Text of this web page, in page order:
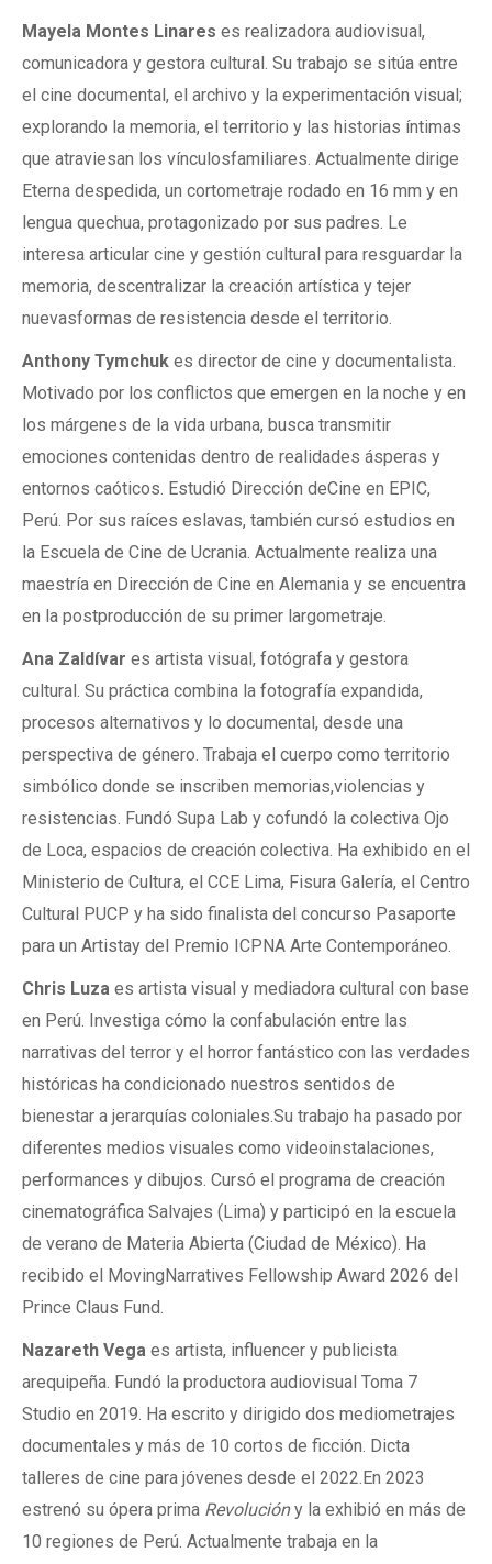
Mayela Montes Linares es realizadora audiovisual,
comunicadora y gestora cultural. Su trabajo se sitúa entre
el cine documental, el archivo y la experimentación visual;
explorando la memoria, el territorio y las historias íntimas
que atraviesan los vínculosfamiliares. Actualmente dirige
Eterna despedida, un cortometraje rodado en 16 mm y en
lengua quechua, protagonizado por sus padres. Le
interesa articular cine y gestión cultural para resguardar la
memoria, descentralizar la creación artística y tejer
nuevasformas de resistencia desde el territorio.
Anthony Tymchuk es director de cine y documentalista.
Motivado por los conflictos que emergen en la noche y en
los márgenes de la vida urbana, busca transmitir
emociones contenidas dentro de realidades ásperas y
entornos caóticos. Estudió Dirección deCine en EPIC,
Perú. Por sus raíces eslavas, también cursó estudios en
la Escuela de Cine de Ucrania. Actualmente realiza una
maestría en Dirección de Cine en Alemania y se encuentra
en la postproducción de su primer largometraje.
Ana Zaldívar es artista visual, fotógrafa y gestora
cultural. Su práctica combina la fotografía expandida,
procesos alternativos y lo documental, desde una
perspectiva de género. Trabaja el cuerpo como territorio
simbólico donde se inscriben memorias,violencias y
resistencias. Fundó Supa Lab y cofundó la colectiva Ojo
de Loca, espacios de creación colectiva. Ha exhibido en el
Ministerio de Cultura, el CCE Lima, Fisura Galería, el Centro
Cultural PUCP y ha sido finalista del concurso Pasaporte
para un Artistay del Premio ICPNA Arte Contemporáneo.
Chris Luza es artista visual y mediadora cultural con base
en Perú. Investiga cómo la confabulación entre las
narrativas del terror y el horror fantástico con las verdades
históricas ha condicionado nuestros sentidos de
bienestar a jerarquías coloniales.Su trabajo ha pasado por
diferentes medios visuales como videoinstalaciones,
performances y dibujos. Cursó el programa de creación
cinematográfica Salvajes (Lima) y participó en la escuela
de verano de Materia Abierta (Ciudad de México). Ha
recibido el MovingNarratives Fellowship Award 2026 del
Prince Claus Fund.
Nazareth Vega es artista, influencer y publicista
arequipeña. Fundó la productora audiovisual Toma 7
Studio en 2019. Ha escrito y dirigido dos mediometrajes
documentales y más de 10 cortos de ficción. Dicta
talleres de cine para jóvenes desde el 2022.En 2023
estrenó su ópera prima Revolucióny la exhibió en más de
10 regiones de Perú. Actualmente trabaja en la